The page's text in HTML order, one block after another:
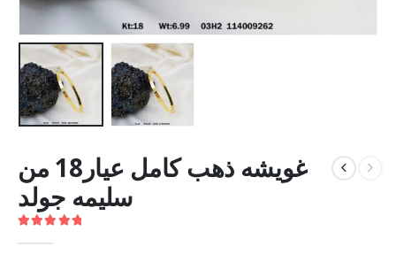
غويشه ذهب كامل عيار18 من
سليمه جولد